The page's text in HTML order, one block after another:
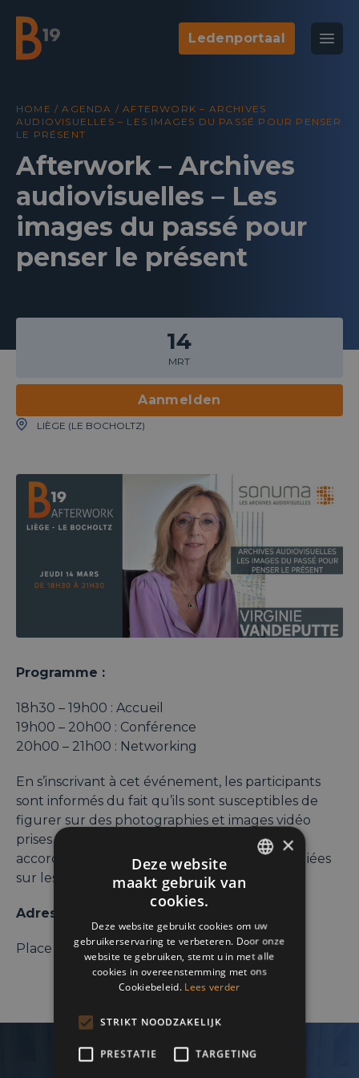
National Business Club & Networking
Ledenportaal
HOME /AGENDA /AFTERWORK – ARCHIVES
AUDIOVISUELLES – LES IMAGES DU PASSÉ POUR PENSER
LE PRÉSENT
Afterwork – Archives
audiovisuelles – Les
images du passé pour
penser le présent
14
MRT
Aanmelden
LIÈGE (LE BOCHOLTZ)
Programme :
18h30 – 19h00 : Accueil
19h00 – 20h00 : Conférence
20h00 – 21h00 : Networking
En s’inscrivant à cet événement, les participants
sont informés du fait qu’ils sont susceptibles de
figurer sur des photographies et images vidéo
prises lors de l’événement, et déclarent leur
accord. Ces images sont destinées à être publiées
sur les réseaux sociaux du B19.
Adresse :
Place Saint-Michel, 80 – 4000 Liège
ENGLISH
DUTCH
×
Deze website
maakt gebruik van
cookies.
Deze website gebruikt cookies om uw
gebruikerservaring te verbeteren. Door onze
website te gebruiken, stemt u in met alle
cookies in overeenstemming met ons
Cookiebeleid. Lees verder
STRIKT NOODZAKELIJK
PRESTATIE TARGETING